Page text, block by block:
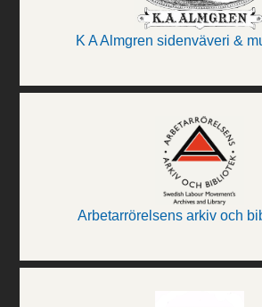
K A Almgren sidenväveri &
Arbetarrörelsens arkiv och